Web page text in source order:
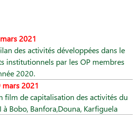
2021
des activités développées dans le
institutionnels par les OP membres
2020.
2021
film de capitalisation des activités du
à Bobo, Banfora,Douna, Karfiguela